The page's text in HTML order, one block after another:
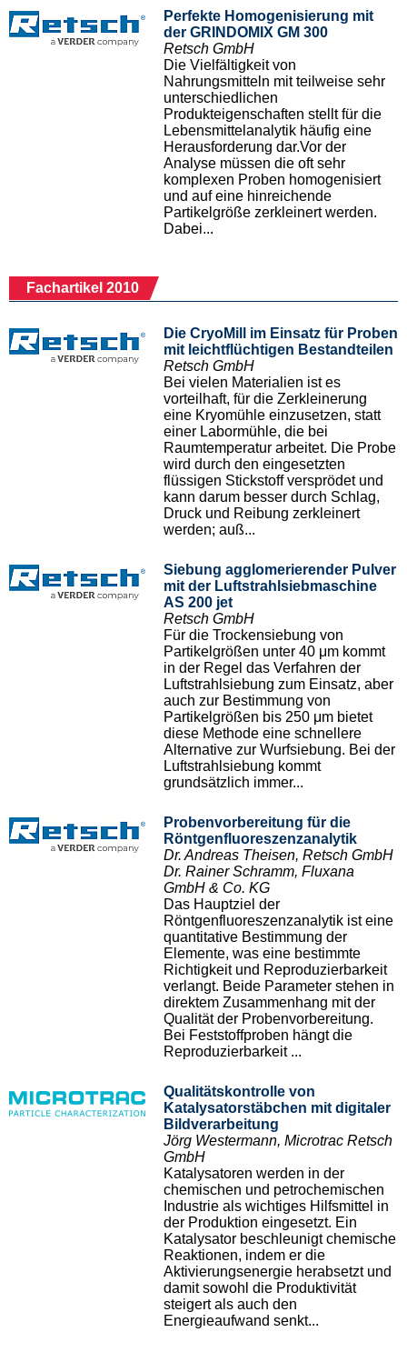
Perfekte Homogenisierung mit
der GRINDOMIX GM 300
Retsch GmbH
Die Vielfältigkeit von
Nahrungsmitteln mit teilweise sehr
unterschiedlichen
Produkteigenschaften stellt für die
Lebensmittelanalytik häufig eine
Herausforderung dar.Vor der
Analyse müssen die oft sehr
komplexen Proben homogenisiert
und auf eine hinreichende
Partikelgröße zerkleinert werden.
Dabei...
Fachartikel 2010
Die CryoMill im Einsatz für Proben
mit leichtflüchtigen Bestandteilen
Retsch GmbH
Bei vielen Materialien ist es
vorteilhaft, für die Zerkleinerung
eine Kryomühle einzusetzen, statt
einer Labormühle, die bei
Raumtemperatur arbeitet. Die Probe
wird durch den eingesetzten
flüssigen Stickstoff versprödet und
kann darum besser durch Schlag,
Druck und Reibung zerkleinert
werden; auß...
Siebung agglomerierender Pulver
mit der Luftstrahlsiebmaschine
AS 200 jet
Retsch GmbH
Für die Trockensiebung von
Partikelgrößen unter 40 μm kommt
in der Regel das Verfahren der
Luftstrahlsiebung zum Einsatz, aber
auch zur Bestimmung von
Partikelgrößen bis 250 μm bietet
diese Methode eine schnellere
Alternative zur Wurfsiebung. Bei der
Luftstrahlsiebung kommt
grundsätzlich immer...
Probenvorbereitung für die
Röntgenfluoreszenzanalytik
Dr. Andreas Theisen, Retsch GmbH
Dr. Rainer Schramm, Fluxana
GmbH & Co. KG
Das Hauptziel der
Röntgenfluoreszenzanalytik ist eine
quantitative Bestimmung der
Elemente, was eine bestimmte
Richtigkeit und Reproduzierbarkeit
verlangt. Beide Parameter stehen in
direktem Zusammenhang mit der
Qualität der Probenvorbereitung.
Bei Feststoffproben hängt die
Reproduzierbarkeit ...
Qualitätskontrolle von
Katalysatorstäbchen mit digitaler
Bildverarbeitung
Jörg Westermann, Microtrac Retsch
GmbH
Katalysatoren werden in der
chemischen und petrochemischen
Industrie als wichtiges Hilfsmittel in
der Produktion eingesetzt. Ein
Katalysator beschleunigt chemische
Reaktionen, indem er die
Aktivierungsenergie herabsetzt und
damit sowohl die Produktivität
steigert als auch den
Energieaufwand senkt...